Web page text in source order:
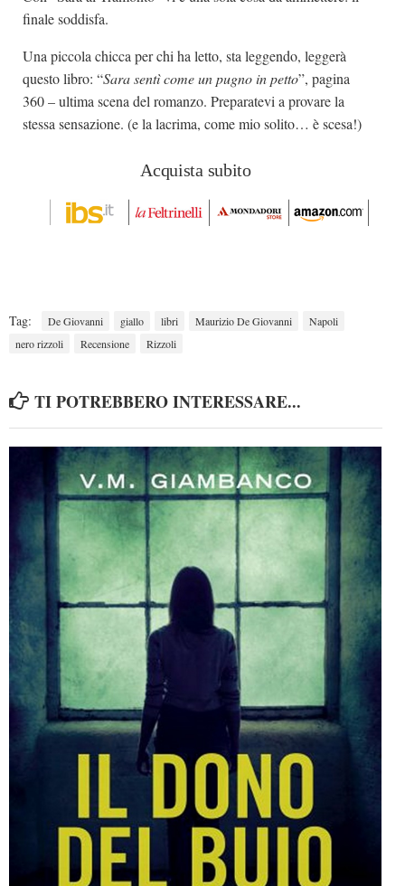
finale soddisfa.
Una piccola chicca per chi ha letto, sta leggendo, leggerà
questo libro: “Sara sentì come un pugno in petto”, pagina
360 – ultima scena del romanzo. Preparatevi a provare la
stessa sensazione. (e la lacrima, come mio solito… è scesa!)
Acquista subito
Tag: De Giovanni giallo libri Maurizio De Giovanni
Napoli
nero rizzoli
Recensione Rizzoli
TI POTREBBERO INTERESSARE...